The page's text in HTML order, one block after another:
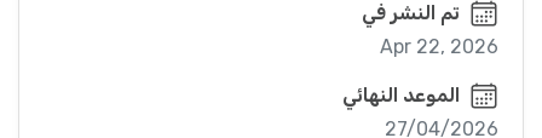
تم النشر في
Apr 22, 2026
الموعد النهائي
27/04/2026